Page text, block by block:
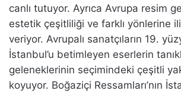
canlı tutuyor. Ayrıca Avrupa resim
estetik çeşitliliği ve farklı yönlerine
veriyor. Avrupalı sanatçıların 19.
İstanbul’u betimleyen eserlerin
geleneklerinin seçimindeki çeşitli
koyuyor. Boğaziçi Ressamları’nın